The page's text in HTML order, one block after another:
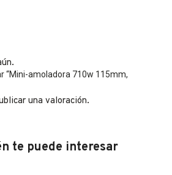
“Mini-amoladora 710w 115mm,
una valoración.
te puede interesar